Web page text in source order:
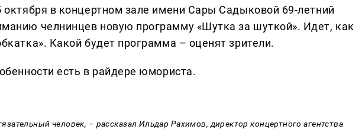
октября в концертном зале имени Сары Садыковой 69-летний
челнинцев новую программу «Шутка за шуткой». Идет, как
Какой будет программа – оценят зрители.
есть в райдере юмориста.
человек, – рассказал Ильдар Рахимов, директор концертного агентства